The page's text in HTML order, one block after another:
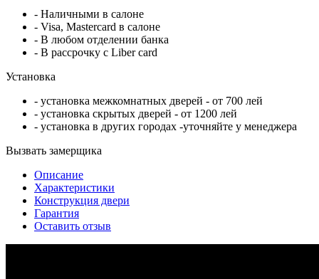
- Наличными в салоне
- Visa, Mastercard в салоне
- В любом отделении банка
- В рассрочку c Liber card
Установка
- установка межкомнатных дверей - от 700 лей
- установка скрытых дверей - от 1200 лей
- установка в других городах -уточняйте у менеджера
Вызвать замерщика
Описание
Характеристики
Конструкция двери
Гарантия
Оставить отзыв